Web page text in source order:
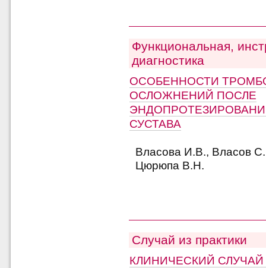
Функциональная,
диагностика
ОСОБЕННОСТИ
ОСЛОЖНЕНИЙ ПОСЛЕ
СУСТАВА
Власова И.В., Власов
Цюрюпа В.Н.
Случай из практики
КЛИНИЧЕСКИЙ